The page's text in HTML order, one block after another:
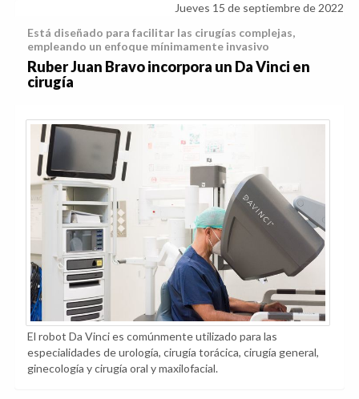
Jueves 15 de septiembre de 2022
Está diseñado para facilitar las cirugías complejas,
empleando un enfoque mínimamente invasivo
Ruber Juan Bravo incorpora un Da Vinci en
cirugía
El robot Da Vinci es comúnmente utilizado para las
especialidades de urología, cirugía torácica, cirugía general,
ginecología y cirugía oral y maxilofacial.